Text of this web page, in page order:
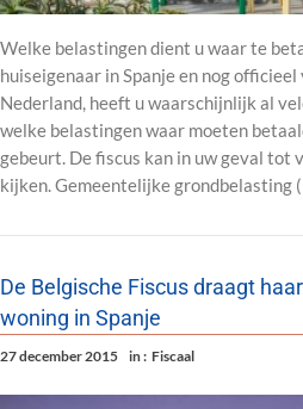
Welke belastingen dient u waar te
huiseigenaar in Spanje en nog
Nederland, heeft u waarschijnlijk al
welke belastingen waar moeten
gebeurt. De fiscus kan in uw geval tot
kijken. Gemeentelijke grondbelasting
De Belgische Fiscus draagt
woning in Spanje
27 december 2015 in : Fiscaal